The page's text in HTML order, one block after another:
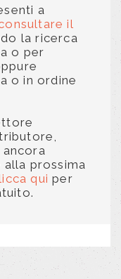
a
il
la ricerca
o per
o in ordine
prossima
qui per